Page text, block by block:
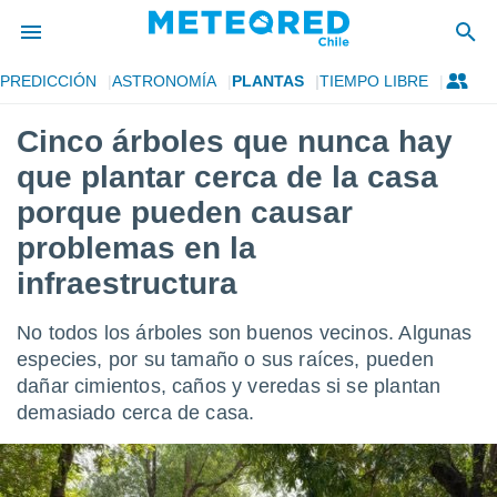
de
por
para
la
se
calidad.
a este
y
forma
digital
basada
PREDICCIÓN ASTRONOMÍA PLANTAS TIEMPO LIBRE
Cinco árboles que nunca hay
que plantar cerca de la casa
porque pueden causar
problemas en la
infraestructura
No todos los árboles son buenos vecinos. Algunas
especies, por su tamaño o sus raíces, pueden
dañar cimientos, caños y veredas si se plantan
demasiado cerca de casa.